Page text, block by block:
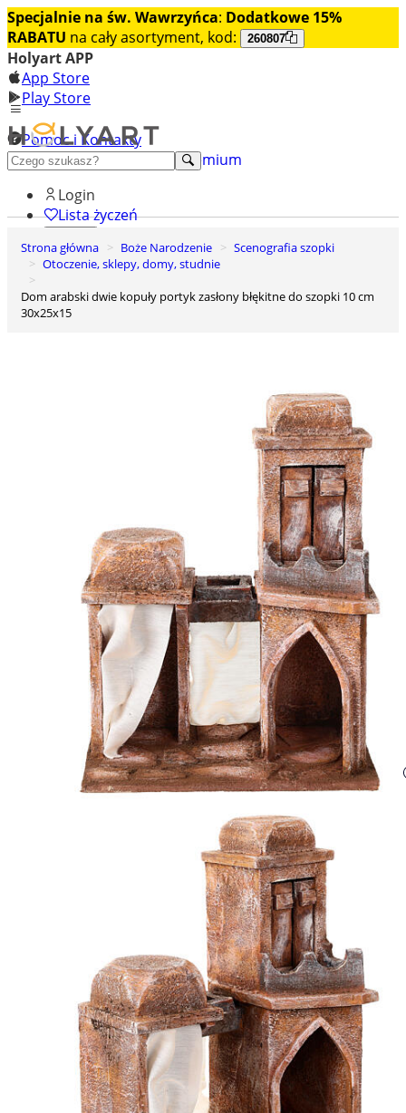
Specjalnie na św. Wawrzyńca: Dodatkowe 15%
RABATU na cały asortyment, kod: 260807
Holyart APP
App Store
Play Store
Pomoc i Kontakty
+48 222 922 860
Odkryj premium
Login
Lista życzeń
0
Koszyk
Strona główna Boże Narodzenie
Scenografia szopki
Otoczenie, sklepy, domy, studnie
Dom arabski dwie kopuły portyk zasłony błękitne do szopki 10 cm
30x25x15